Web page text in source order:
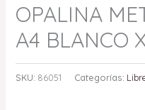
OPALINA
A4 BLANCO
SKU: 86051 Categorías: